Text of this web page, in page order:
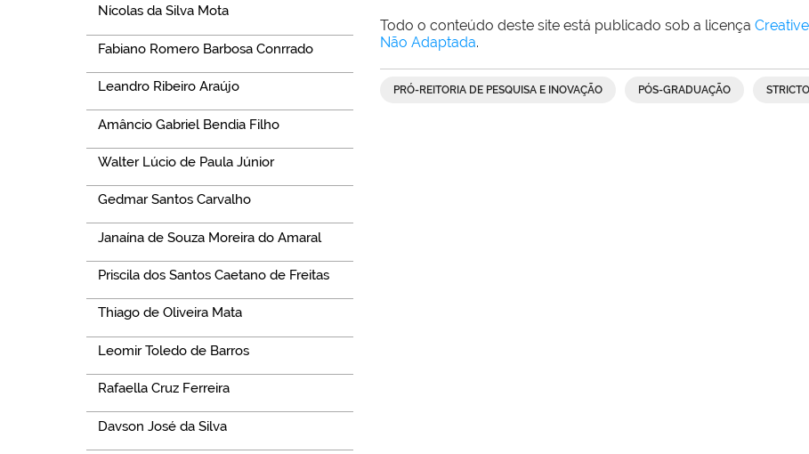
Nícolas da Silva Mota
Fabiano Romero Barbosa Conrrado
Leandro Ribeiro Araújo
Amâncio Gabriel Bendia Filho
Walter Lúcio de Paula Júnior
Gedmar Santos Carvalho
Janaína de Souza Moreira do Amaral
Priscila dos Santos Caetano de Freitas
Thiago de Oliveira Mata
Leomir Toledo de Barros
Rafaella Cruz Ferreira
Davson José da Silva
Todo o conteúdo deste site está publicado sob a licença
Não Adaptada.
PRÓ-REITORIA DE PESQUISA E INOVAÇÃO PÓS-GRADUAÇÃO